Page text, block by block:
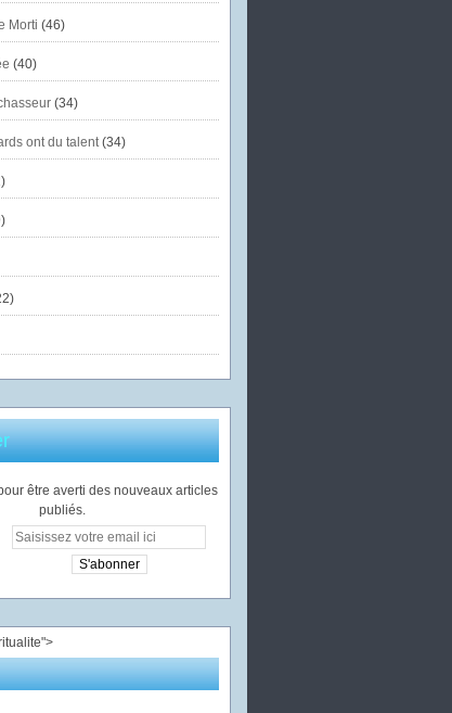
Morti (46)
(40)
(34)
ont du talent(34)
être averti des nouveaux articles
publiés.
">